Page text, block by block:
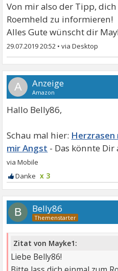
Von mir also der Tipp,
Roemheld zu informieren!
Alles Gute wünscht dir
29.07.2019 20:52 •
A
Hallo Belly86,
Herzrasen
mir Angst
x 3
B Belly86
Zitat von Mayke1:
Liebe Belly86!